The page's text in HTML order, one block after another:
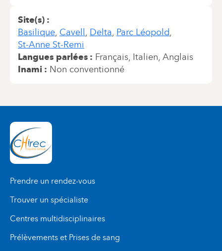
Site(s)
Basilique Cavell Delta Parc Léopold
St-Anne St-Remi
Langues parlées
Français Italien Anglais
Inami
Non conventionné
Prendre un rendez-vous
Trouver un spécialiste
Centres multidisciplinaires
Prélèvements et Prises de sang